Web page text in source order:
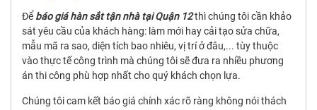
Để báo giá hàn sắt tận nhà tại Quận 12thì chúng tôi cần khảo
sát yêu cầu của khách hàng: làm mới hay cải tạo sửa chữa,
mẫu mã ra sao, diện tích bao nhiêu, vị trí ở đâu,... tùy thuộc
vào thực tế công trình mà chúng tôi sẽ đưa ra nhiều phương
án thi công phù hợp nhất cho quý khách chọn lựa.
Chúng tôi cam kết báo giá chính xác rõ ràng không nói thách